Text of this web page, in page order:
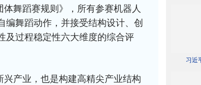
舞蹈赛规则》，所有参赛机器人
编舞蹈动作，并接受结构设计、创
及过程稳定性六大维度的综合评
产业，也是构建高精尖产业结构
习近